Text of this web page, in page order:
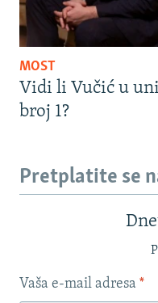
MOST
Vidi li Vučić u
broj 1?
Pretplatite se
Vaša e-mail adresa *